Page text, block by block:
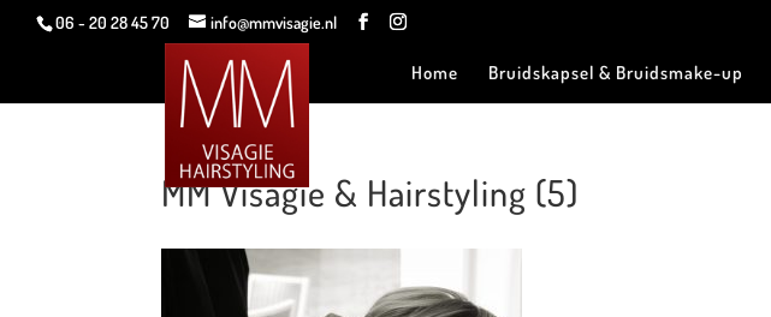
06 - 20 28 45 70 info@mmvisagie.nl
Home Bruidskapsel & Bruidsmake-up
MM Visagie & Hairstyling (5)